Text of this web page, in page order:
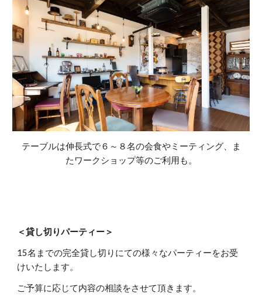
テーブルは伸長式で６～８名の会食やミーティング、ま
たワークショップ等のご利用も。
＜貸し切りパーティー＞
15名までの完全貸し切りにての様々なパーティーをお受
けいたします。
ご予算に応じて内容の相談をさせて頂きます。